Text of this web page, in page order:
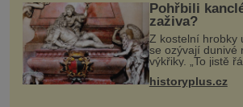
Pohřbili
zaživa?
Z kostelní hrobky
se ozývají dunivé
výkřiky. „To jistě
pověrčiví lidé. Ani
by se nikdo
historyplus.cz